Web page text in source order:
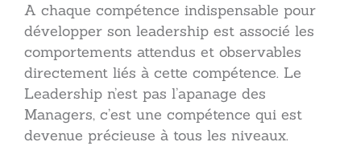
A chaque compétence indispensable pour
développer son leadership est associé les
comportements attendus et observables
directement liés à cette compétence. Le
Leadership n’est pas l’apanage des
Managers, c’est une compétence qui est
devenue précieuse à tous les niveaux.